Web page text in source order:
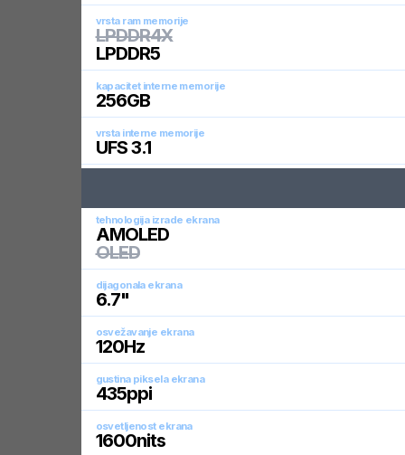
vrsta ram memorije
LPDDR4X
LPDDR5
kapacitet interne memorije
256GB
vrsta interne memorije
UFS 3.1
tehnologija izrade ekrana
AMOLED
OLED
dijagonala ekrana
6.7"
osvežavanje ekrana
120Hz
gustina piksela ekrana
435ppi
osvetljenost ekrana
1600nits